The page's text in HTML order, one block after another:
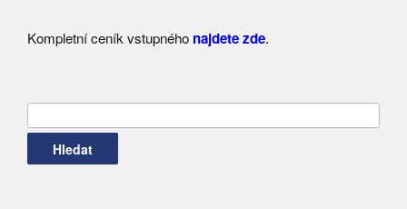
Kompletní ceník vstupného najdete zde.